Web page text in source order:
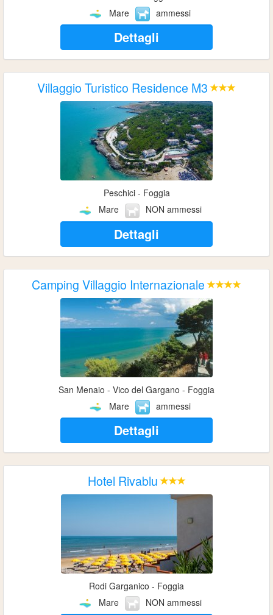
Mare
ammessi
Dettagli
Villaggio Turistico Residence M3
Peschici - Foggia
Mare
NON ammessi
Dettagli
Camping Villaggio Internazionale
San Menaio - Vico del Gargano - Foggia
Mare
ammessi
Dettagli
Hotel Rivablu
Rodi Garganico - Foggia
Mare
NON ammessi